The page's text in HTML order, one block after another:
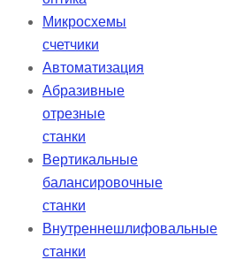
Микросхемы
счетчики
Автоматизация
Абразивные
отрезные
станки
Вертикальные
балансировочные
станки
Внутреннешлифовальные
станки